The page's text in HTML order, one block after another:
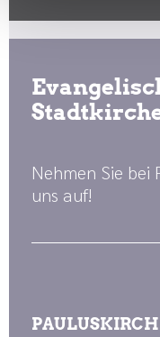
Nehmen Sie bei
uns auf!